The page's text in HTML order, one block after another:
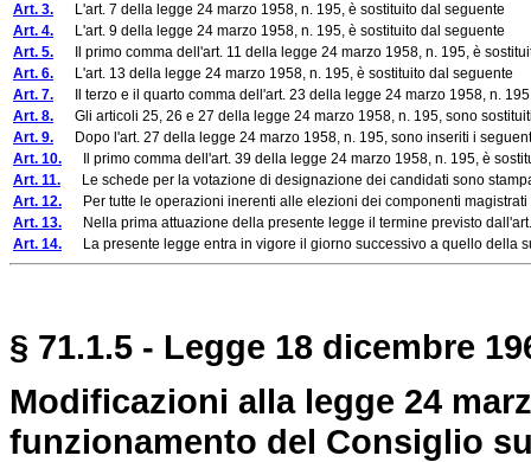
Art. 3. L'art. 7 della legge 24 marzo 1958, n. 195, è sostituito dal seguente
Art. 4. L'art. 9 della legge 24 marzo 1958, n. 195, è sostituito dal seguente
Art. 5. Il primo comma dell'art. 11 della legge 24 marzo 1958, n. 195, è
Art. 6. L'art. 13 della legge 24 marzo 1958, n. 195, è sostituito dal seguente
Art. 7. Il terzo e il quarto comma dell'art. 23 della legge 24 marzo 1958, n.
Art. 8. Gli articoli 25, 26 e 27 della legge 24 marzo 1958, n. 195, sono
Art. 9. Dopo l'art. 27 della legge 24 marzo 1958, n. 195, sono inseriti i
Art. 10. Il primo comma dell'art. 39 della legge 24 marzo 1958, n. 195, è
Art. 11. Le schede per la votazione di designazione dei candidati sono
Art. 12. Per tutte le operazioni inerenti alle elezioni dei componenti
Art. 13. Nella prima attuazione della presente legge il termine previsto
Art. 14. La presente legge entra in vigore il giorno successivo a quello della
§ 71.1.5 - Legge 18 dicembre
Modificazioni alla legge 24
funzionamento del Consiglio